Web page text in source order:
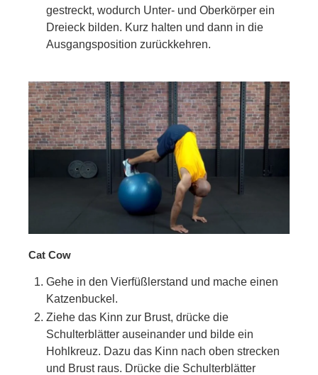
gestreckt, wodurch Unter- und Oberkörper ein
Dreieck bilden. Kurz halten und dann in die
Ausgangsposition zurückkehren.
Cat Cow
Gehe in den Vierfüßlerstand und mache einen
Katzenbuckel.
Ziehe das Kinn zur Brust, drücke die
Schulterblätter auseinander und bilde ein
Hohlkreuz. Dazu das Kinn nach oben strecken
und Brust raus. Drücke die Schulterblätter